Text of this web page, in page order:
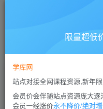
领导艺术 成功励志
排序
更新 浏览 点赞
限量超低
学库网
站点对接全网课程资源,新年
会员价会伴随站点资源庞大逐
会员一经涨价永不降价/绝对